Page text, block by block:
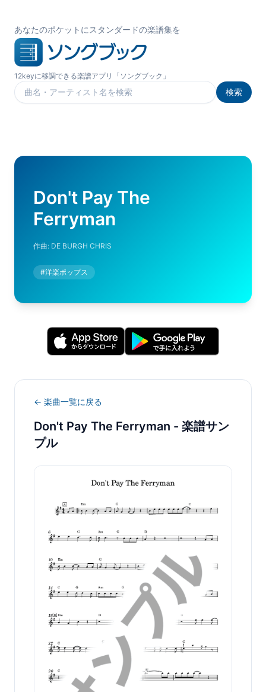
あなたのポケットにスタンダードの楽譜集を
12keyに移調できる楽譜アプリ「ソングブック」
楽曲を検索
検索
Don't Pay The
Ferryman
作曲: DE BURGH CHRIS
#洋楽ポップス
← 楽曲一覧に戻る
Don't Pay The Ferryman - 楽譜サン
プル